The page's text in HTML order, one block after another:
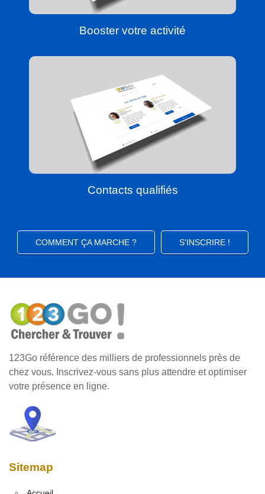
Booster votre activité
Contacts qualifiés
COMMENT ÇA MARCHE ? S'INSCRIRE !
123Go référence des milliers de professionnels près de
chez vous. Inscrivez-vous sans plus attendre et optimiser
votre présence en ligne.
Sitemap